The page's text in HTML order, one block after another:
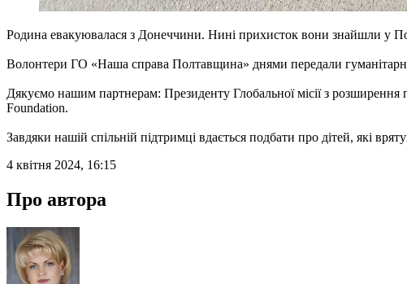
Родина евакуювалася з Донеччини. Нині прихисток вони знайшли у
Волонтери ГО «Наша справа Полтавщина» днями передали
Дякуємо нашим партнерам: Президенту Глобальної місії з
Foundation.
Завдяки нашій спільній підтримці вдається подбати про дітей, які
4 квітня 2024, 16:15
Про автора